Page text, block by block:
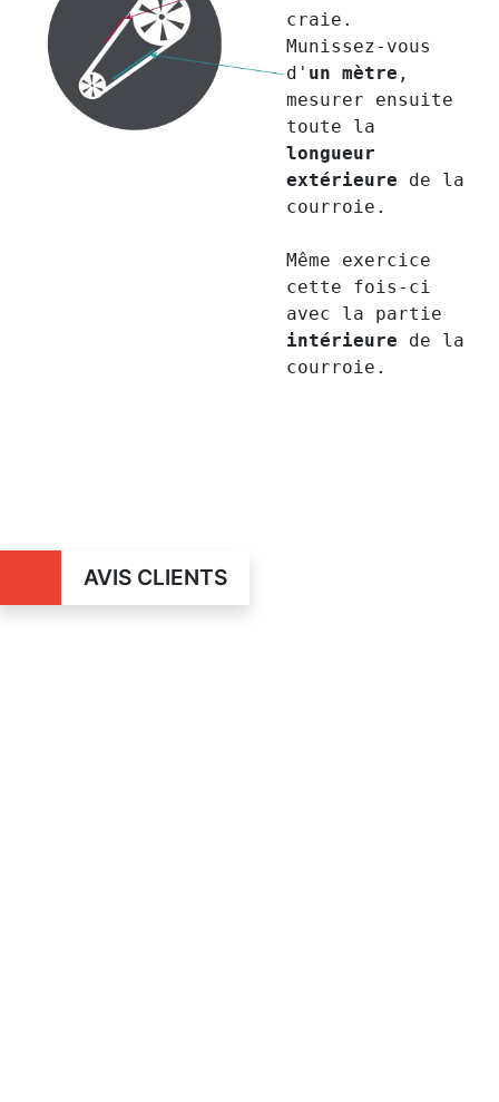
craie.
Munissez-vous
d' un mètre ,
mesurer ensuite
toute la
longueur
extérieure de la
courroie.
Même exercice
cette fois-ci
avec la partie
intérieure de la
courroie.
AVIS CLIENTS